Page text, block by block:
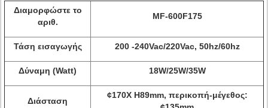
Διαμορφώστε το
αριθ.
MF-600F175
Τάση εισαγωγής 200 -240Vac/220Vac, 50hz/60hz
Δύναμη (Watt) 18W/25W/35W
Διάσταση
¢170X H89mm, περικοπή-μέγεθος: